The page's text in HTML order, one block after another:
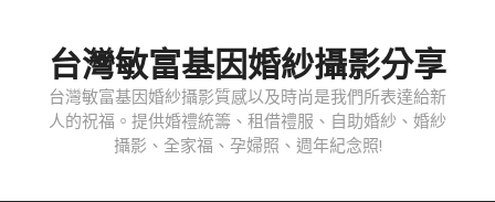
台灣敏富基因婚紗攝影分享
台灣敏富基因婚紗攝影質感以及時尚是我們所表達給新
人的祝福。提供婚禮統籌、租借禮服、自助婚紗、婚紗
攝影、全家福、孕婦照、週年紀念照!